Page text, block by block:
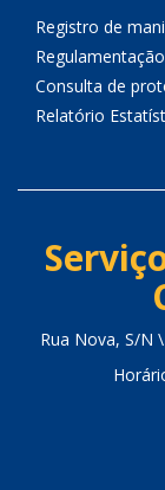
Registro de
Regulamentação
Consulta de
Relatório
Rua Nova, S/N